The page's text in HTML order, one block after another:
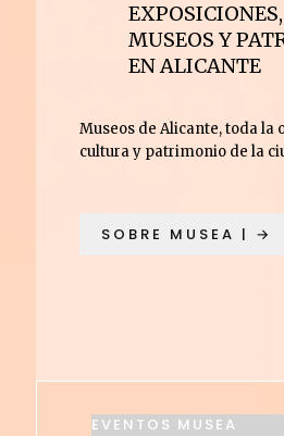
MUSEOS Y
EN ALICANTE
Museos de Alicante, toda la
cultura y patrimonio de la
SOBRE MUSEA | →
EVENTOS MUSEA